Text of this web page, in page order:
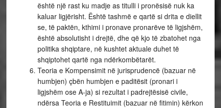
është një rast ku madje as titulli i pronësisë nuk ka
kaluar ligjërisht. Është tashmë e qartë si drita e diellit
se, të paktën, kthimi i pronave pronarëve të ligjshëm,
është absolutisht i drejtë, dhe që kjo të zbatohet nga
politika shqiptare, në kushtet aktuale duhet të
shqiptohet qartë nga ndërkombëtarët.
Teoria e Kompensimit në jurisprudencë (bazuar në
humbjen) çbën humbjen e paditësit (pronari i
ligjshëm ose A-ja) si rezultat i padrejtësisë civile,
ndërsa Teoria e Restituimit (bazuar në fitimin) kërkon